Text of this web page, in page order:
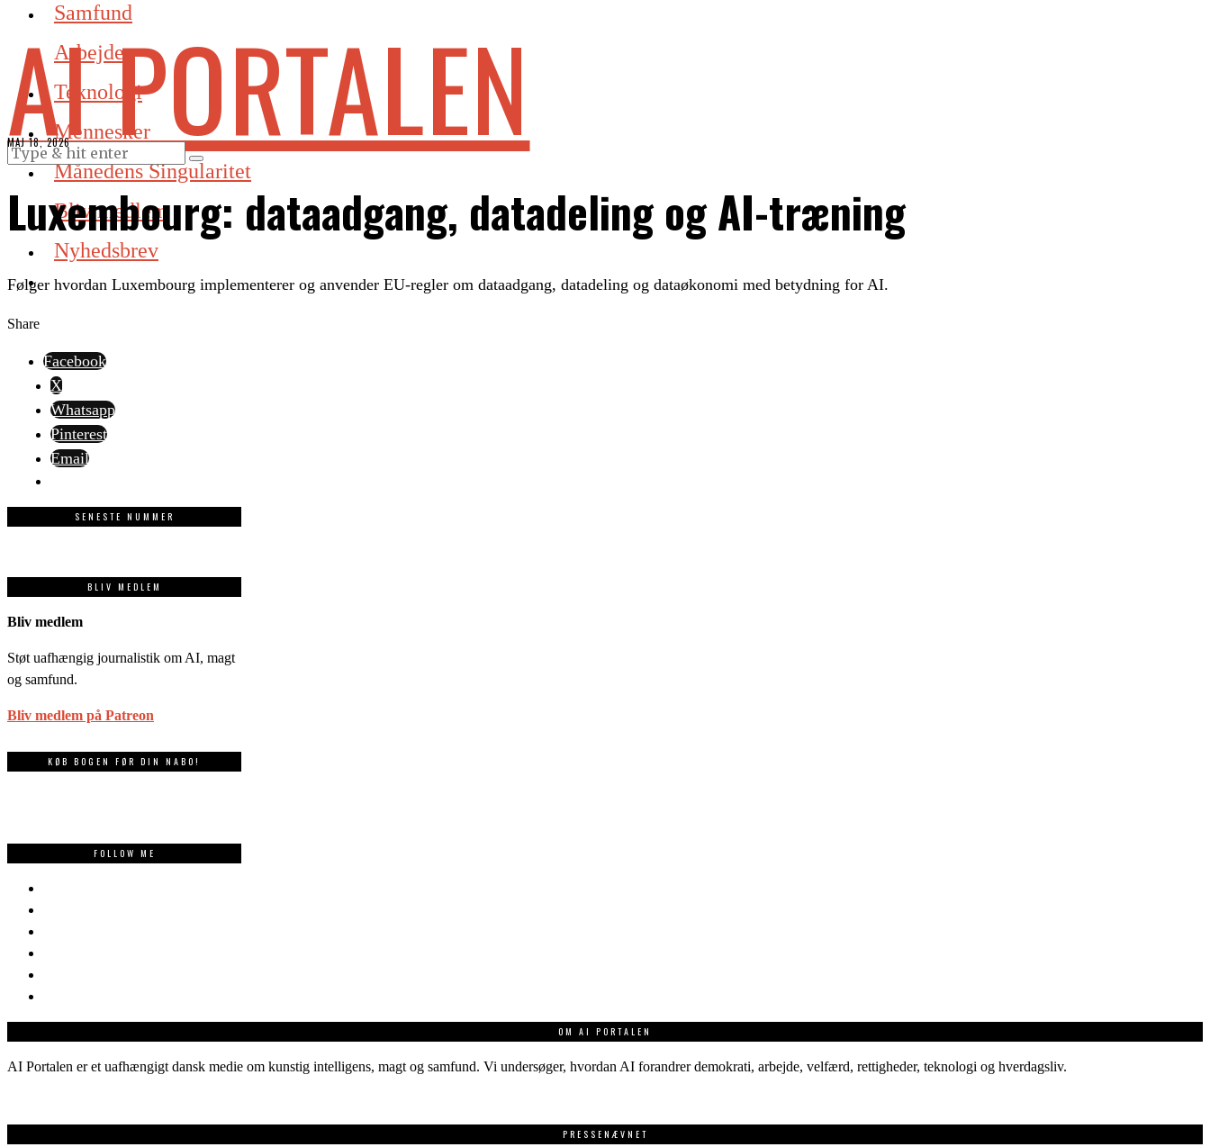
Samfund
Arbejde
Teknologi
Mennesker
Månedens Singularitet
Bliv medlem
Nyhedsbrev
AI PORTALEN
MAJ 18, 2026
Luxembourg: dataadgang, datadeling og AI-træning
Følger hvordan Luxembourg implementerer og anvender EU-regler om dataadgang, datadeling og dataøkonomi med betydning for AI.
Share
Facebook
X
Whatsapp
Pinterest
Email
SENESTE NUMMER
BLIV MEDLEM
Bliv medlem
Støt uafhængig journalistik om AI, magt
og samfund.
Bliv medlem på Patreon
KØB BOGEN FØR DIN NABO!
FOLLOW ME
OM AI PORTALEN
AI Portalen er et uafhængigt dansk medie om kunstig intelligens, magt og samfund. Vi undersøger, hvordan AI forandrer demokrati, arbejde, velfærd, rettigheder, teknologi og hverdagsliv.
PRESSENÆVNET